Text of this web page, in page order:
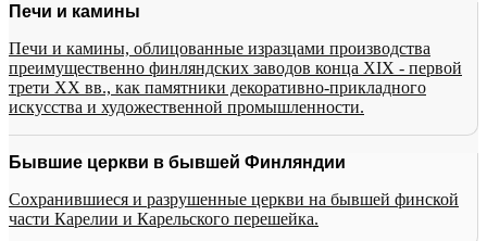
Печи и камины
Печи и камины, облицованные изразцами производства
преимущественно финляндских заводов конца XIX - первой
трети XX вв., как памятники декоративно-прикладного
искусства и художественной промышленности.
Бывшие церкви в бывшей Финляндии
Сохранившиеся и разрушенные церкви на бывшей финской
части Карелии и Карельского перешейка.